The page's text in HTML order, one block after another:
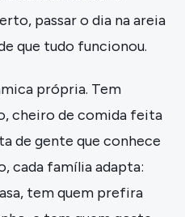
passar o dia na areia
que tudo funcionou.
própria. Tem
cheiro de comida feita
de gente que conhece
cada família adapta:
tem quem prefira